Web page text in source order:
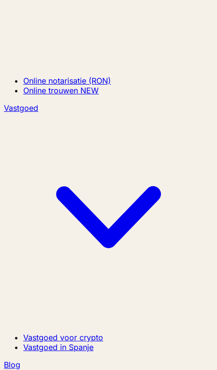
Online notarisatie (RON)
Online trouwen NEW
Vastgoed
Vastgoed voor crypto
Vastgoed in Spanje
Blog